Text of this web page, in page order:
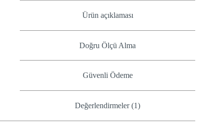
Ürün açıklaması
Doğru Ölçü Alma
Güvenli Ödeme
Değerlendirmeler (1)